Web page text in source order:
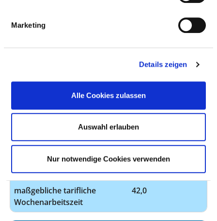
Marketing
Details zeigen
Alle Cookies zulassen
Auswahl erlauben
Nur notwendige Cookies verwenden
Anzahl (gesamt)
Personal mit direktem
5,01
Personal in der
0,23
Personal in der
4,78
Fall je Anzahl
223,22
maßgebliche tarifliche
Wochenarbeitszeit
42,0